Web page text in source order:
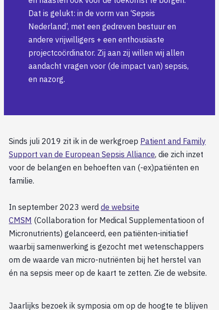
Dat is gelukt: in de vorm van ‘Sepsis
Nederland’, met een gedreven bestuur en
andere vrijwilligers + een enthousiaste
projectcoördinator. Zij aan zij willen wij allen
aandacht vragen voor (de impact van) sepsis,
en nazorg.
Sinds juli 2019 zit ik in de werkgroep Patient and Family
Support van de European Sepsis Alliance, die zich inzet
voor de belangen en behoeften van (-ex)patiënten en
familie.
In september 2023 werd de website
CMSM (Collaboration for Medical Supplementatioon of
Micronutrients) gelanceerd, een patiënten-initiatief
waarbij samenwerking is gezocht met wetenschappers
om de waarde van micro-nutriënten bij het herstel van
én na sepsis meer op de kaart te zetten. Zie de website.
Jaarlijks bezoek ik symposia om op de hoogte te blijven